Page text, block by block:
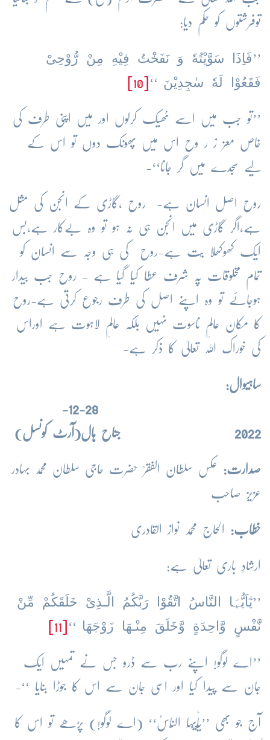
توفرشتوں کو حکم دیا:
’’ فَاِذَا سَوَّیْتُهٗ وَ نَفَخْتُ فِیْهِ مِنْ رُّوْحِیْ
فَقَعُوْا لَهٗ سٰجِدِیْنَ ‘‘
’’تو جب میں اسے ٹھیک کرلوں اور میں اپنی طرف کی
خاص معز ز ر وح اس میں پھونک دوں تو اس کے
لیے سجدے میں گر جانا‘‘-
روح اصل انسان ہے- روح ،گاڑی کے انجن کی مثل
ہے،اگر گاڑی میں انجن ہی نہ ہو تو وہ بےکار ہے،بس
ایک کھوکھلا بُت ہے-روح کی ہی وجہ سے انسان کو
تمام مخلوقات پہ شرف عطا کیا گیا ہے - روح جب بیدار
ہوجائے تو وہ اپنے اصل کی طرف رجوع کرتی ہے-روح
کا مکان عالمِ ناسوت نہیں بلکہ عالمِ لاہوت ہے اوراس
کی خوراک اللہ تعالیٰ کا ذکر ہے-
ساہیوال:
28-12-
2022 جناح ہال(آرٹ کونسل)
صدارت: عکس سلطان الفقرؒ حضرت حاجی سلطان محمد بہادر
عزیز صاحب
خطاب: الحاج محمد نواز القادری
ارشادِ باری تعالیٰ ہے:
’’یٰٓاَیُّہَا النَّاسُ اتَّقُوْا رَبَّكُمُ الَّـذِىْ خَلَقَكُمْ مِّنْ
نَّفْسٍ وَّاحِدَةٍ وَّخَلَقَ مِنْـهَا زَوْجَهَا
‘‘
’’اے لوگو! اپنے رب سے ڈرو جس نے تمہیں ایک
جان سے پیدا کیا اور اسی جان سے اس کا جوڑا بنایا ‘‘-
آج جو بھی ’’یٰٓاَیُّہَا النَّاسُ‘‘ (اے لوگو!) پڑھے تو اس کا